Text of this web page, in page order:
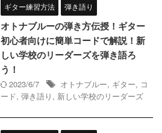
ギター練習方法 弾き語り
オトナブルーの弾き方伝授！ギター
初心者向けに簡単コードで解説！新
しい学校のリーダーズを弾き語ろ
う！
2023/6/7 オトナブルー, ギター, コ
ード, 弾き語り , 新しい学校のリーダーズ